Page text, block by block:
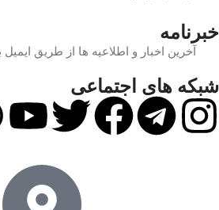
خبرنامه
آخرین اخبار و اطلاعیه ها از طریق
شبکه های اجتماعی